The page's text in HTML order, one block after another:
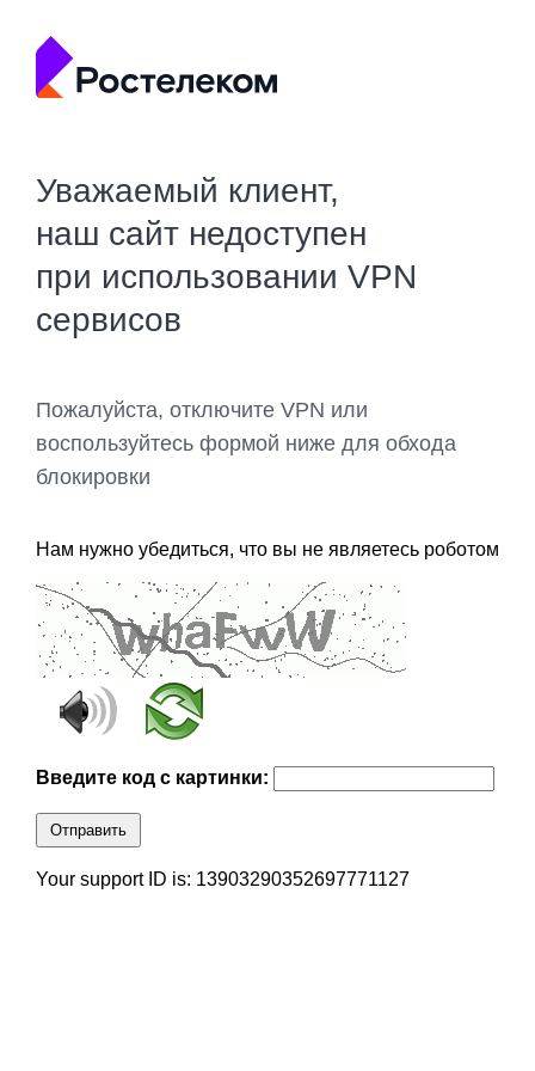
Уважаемый клиент,
наш сайт недоступен
при использовании VPN
сервисов
Пожалуйста, отключите VPN или
воспользуйтесь формой ниже для обхода
блокировки
Нам нужно убедиться, что вы не являетесь роботом
Введите код с картинки:
Отправить
Your support ID is: 13903290352697771127